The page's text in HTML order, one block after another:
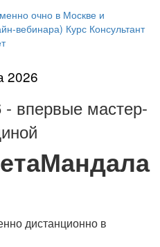
очно в Москве и
вебинара) Курс Консультант
2026
- впервые мастер-
дистанционно в